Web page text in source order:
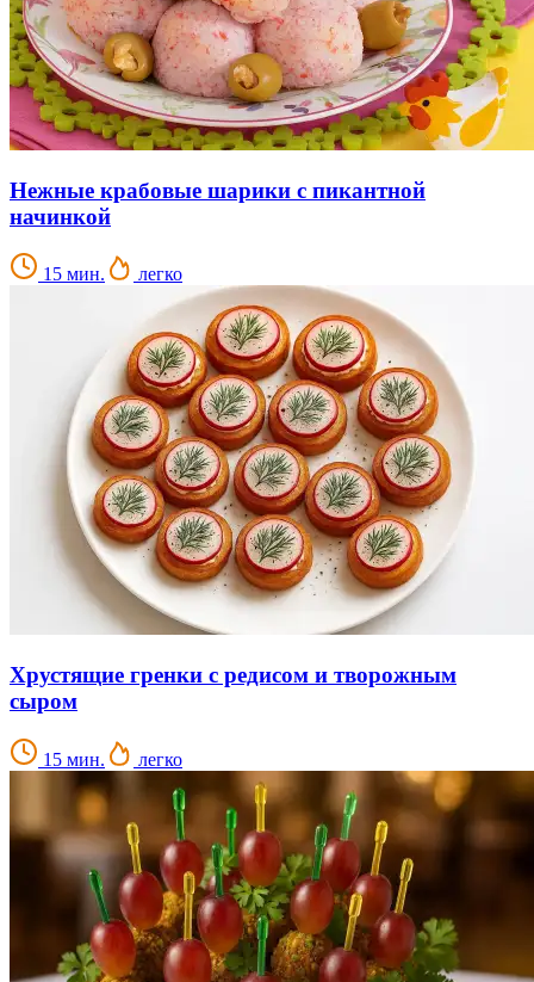
Нежные крабовые шарики с пикантной
начинкой
15 мин. легко
Хрустящие гренки с редисом и творожным
сыром
15 мин. легко